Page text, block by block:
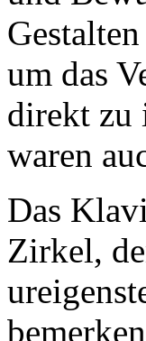
um das
direkt zu
waren
Das
Zirkel,